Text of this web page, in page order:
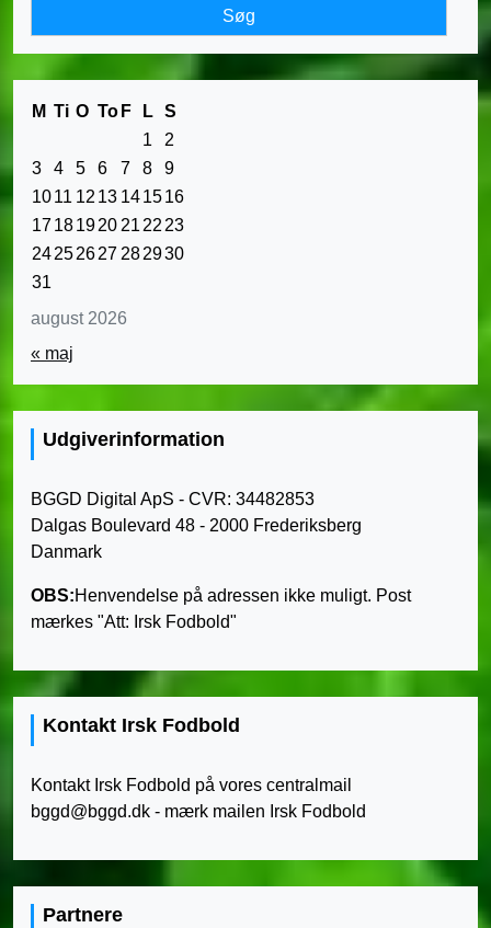
august 2026
M Ti O To F L S
1
2
3
4 5 6 7 8
9
1011 12 13 141516
17181920 21 22 23
24252627 282930
31
« maj
Udgiverinformation
BGGD Digital ApS - CVR: 34482853
Dalgas Boulevard 48 - 2000 Frederiksberg
Danmark
OBS:Henvendelse på adressen ikke muligt. Post
mærkes "Att: Irsk Fodbold"
Kontakt Irsk Fodbold
Kontakt Irsk Fodbold på vores centralmail
bggd@bggd.dk - mærk mailen Irsk Fodbold
Partnere